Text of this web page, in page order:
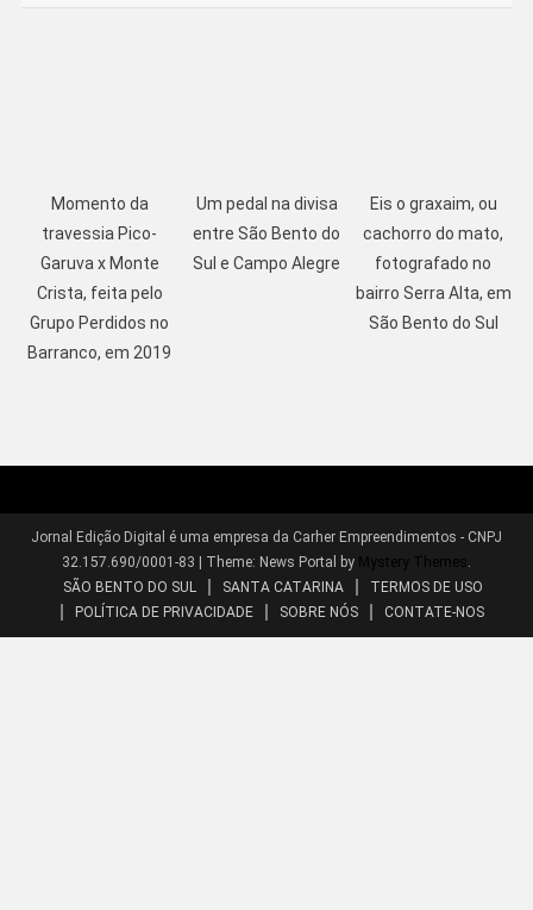
Momento da
travessia Pico-
Garuva x Monte
Crista, feita pelo
Grupo Perdidos no
Barranco, em 2019
Um pedal na divisa
entre São Bento do
Sul e Campo Alegre
Eis o graxaim, ou
cachorro do mato,
fotografado no
bairro Serra Alta, em
São Bento do Sul
Jornal Edição Digital é uma empresa da Carher Empreendimentos - CNPJ
32.157.690/0001-83
Theme: News Portal by Mystery Themes .
SÃO BENTO DO SUL
SANTA CATARINA
TERMOS DE USO
POLÍTICA DE PRIVACIDADE
SOBRE NÓS CONTATE-NOS